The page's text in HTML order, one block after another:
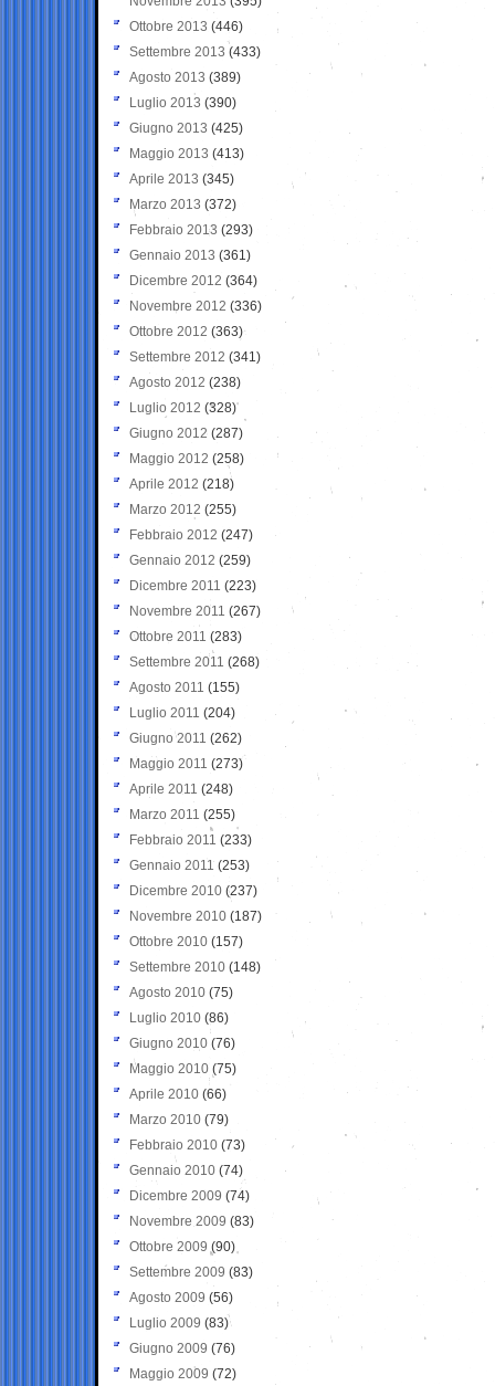
Ottobre 2013 (446)
Settembre 2013 (433)
Agosto 2013 (389)
Luglio 2013 (390)
Giugno 2013 (425)
Maggio 2013 (413)
Aprile 2013 (345)
Marzo 2013 (372)
Febbraio 2013 (293)
Gennaio 2013 (361)
Dicembre 2012 (364)
Novembre 2012 (336)
Ottobre 2012 (363)
Settembre 2012 (341)
Agosto 2012 (238)
Luglio 2012 (328)
Giugno 2012 (287)
Maggio 2012 (258)
Aprile 2012 (218)
Marzo 2012 (255)
Febbraio 2012 (247)
Gennaio 2012 (259)
Dicembre 2011 (223)
Novembre 2011 (267)
Ottobre 2011 (283)
Settembre 2011 (268)
Agosto 2011 (155)
Luglio 2011 (204)
Giugno 2011 (262)
Maggio 2011 (273)
Aprile 2011 (248)
Marzo 2011 (255)
Febbraio 2011 (233)
Gennaio 2011 (253)
Dicembre 2010 (237)
Novembre 2010 (187)
Ottobre 2010 (157)
Settembre 2010 (148)
Agosto 2010 (75)
Luglio 2010 (86)
Giugno 2010 (76)
Maggio 2010 (75)
Aprile 2010 (66)
Marzo 2010 (79)
Febbraio 2010 (73)
Gennaio 2010 (74)
Dicembre 2009 (74)
Novembre 2009 (83)
Ottobre 2009 (90)
Settembre 2009 (83)
Agosto 2009 (56)
Luglio 2009 (83)
Giugno 2009 (76)
Maggio 2009 (72)